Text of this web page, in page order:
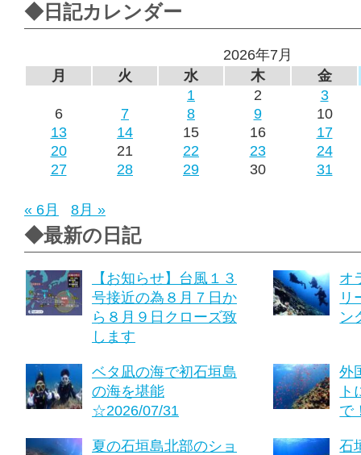
◆日記カレンダー
2026年7月
月
火 水 木
金
1
2
3
6
7 8 9
10
13
14 15 16
17
20
21 22 23
24
27
28 29 30 31
« 6月 8月 »
◆最新の日記
【お知らせ】台風１３
号接近の為８月７日か
ら８月９日クローズ致
します
オ
リ
ン
ベタ凪の海で初石垣島
の海を堪能
☆2026/07/31
外
ト
で
夏の石垣島北部のショ
石